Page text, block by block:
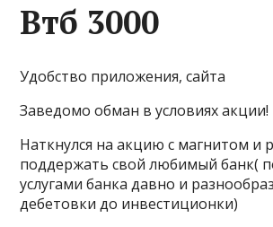
Втб 3000
Удобство приложения, сайта
Заведомо обман в условиях акции!
Наткнулся на акцию с магнитом и
поддержать свой любимый банк(
услугами банка давно и
дебетовки до инвестиционки)